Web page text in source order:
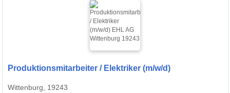
Produktionsmitarbeiter / Elektriker (m/w/d)
Wittenburg, 19243